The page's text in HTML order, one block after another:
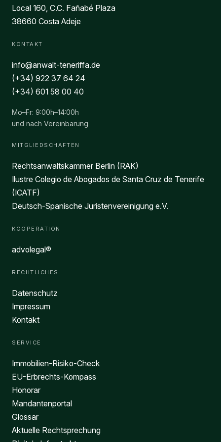
Local 160, C.C. Fañabé Plaza
38660 Costa Adeje
KONTAKT
info@anwalt-teneriffa.de
(+34) 922 37 64 24
(+34) 601 58 00 40
Mo–Fr: 9:00h–14:00h
und nach Vereinbarung
MITGLIEDSCHAFTEN
Rechtsanwaltskammer Berlin (RAK)
Ilustre Colegio de Abogados de Santa Cruz de Tenerife
(ICATF)
Deutsch-Spanische Juristenvereinigung e.V.
KOOPERATION
advolegal®
RECHTLICHES
Datenschutz
Impressum
Kontakt
SERVICE
Immobilien-Risiko-Check
EU-Erbrechts-Kompass
Honorar
Mandantenportal
Glossar
Aktuelle Rechtsprechung